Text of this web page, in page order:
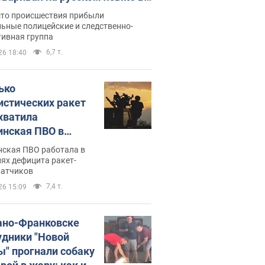
полиция составила
протокол.
происшествия прибыли
полицейские и следственно-
группа
18:40 6,7 т.
ракет
ПВО в
в Минобороны
цифру
ПВО работала в
дефицита ракет-
15:09 7,4 т.
Франковске
"Новой
прогнали собаку